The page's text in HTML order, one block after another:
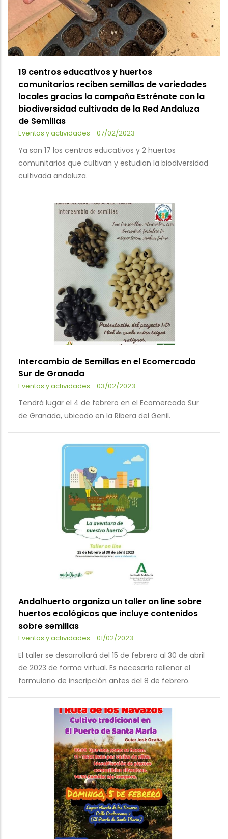
19 centros educativos y huertos
comunitarios reciben semillas de variedades
locales gracias la campaña Estrénate con la
biodiversidad cultivada de la Red Andaluza
de Semillas
Eventos y actividades - 07/02/2023
Ya son 17 los centros educativos y 2 huertos
comunitarios que cultivan y estudian la biodiversidad
cultivada andaluza.
Intercambio de Semillas en el Ecomercado
Sur de Granada
Eventos y actividades - 03/02/2023
Tendrá lugar el 4 de febrero en el Ecomercado Sur
de Granada, ubicado en la Ribera del Genil.
Andalhuerto organiza un taller on line sobre
huertos ecológicos que incluye contenidos
sobre semillas
Eventos y actividades - 01/02/2023
El taller se desarrollará del 15 de febrero al 30 de abril
de 2023 de forma virtual. Es necesario rellenar el
formulario de inscripción antes del 8 de febrero.